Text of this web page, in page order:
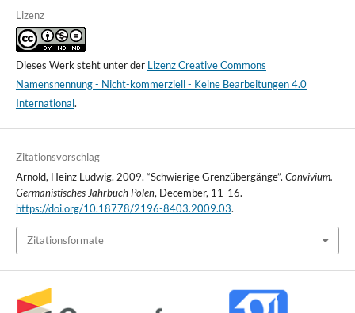
Lizenz
Dieses Werk steht unter der Lizenz Creative Commons
Namensnennung - Nicht-kommerziell - Keine Bearbeitungen 4.0
International.
Zitationsvorschlag
Arnold, Heinz Ludwig. 2009. “Schwierige Grenzübergänge”. Convivium.
Germanistisches Jahrbuch Polen, December, 11-16.
https://doi.org/10.18778/2196-8403.2009.03.
Zitationsformate